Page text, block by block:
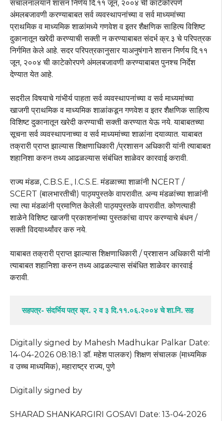
संचालनालयाने शासन निर्णय दि.११ जून, २००४ ची काटेकोरपणे
अंमलबजावणी करण्याबाबत सर्व व्यवस्थापनांच्या व सर्व माध्यमांच्या
प्राथमिक व माध्यमिक शाळांमध्ये गणवेश व इतर शैक्षणिक साहित्य विशिष्ट
दुकानातून खरेदी करण्याची सक्ती न करण्याबाबत संदर्भ क्र.३ चे परिपत्रक
निर्गमित केले आहे. सदर परिपत्रकानुसार याअनुषंगाने शासन निर्णय दि.११
जून, २००४ ची काटेकोरपणे अंमलबजावणी करण्याबाबत पुनश्च निर्देश
देण्यात येत आहे.
सदरील विषयाचे गांभीर्य पाहता सर्व व्यवस्थापनांच्या व सर्व माध्यमांच्या
खाजगी प्राथमिक व माध्यमिक शाळांकडून गणवेश व इतर शैक्षणिक साहित्य
विशिष्ट दुकानातून खरेदी करण्याची सक्ती करण्यात येऊ नये. याबाबतच्या
सूचना सर्व व्यवस्थापनाच्या व सर्व माध्यमांच्या शाळांना दयाव्यात. याबाबत
तक्रारी प्राप्त झाल्यास शिक्षणाधिकारी /प्रशासन अधिकारी यांनी त्याबाबत
शहानिशा करुन तथ्य आढळल्यास संबंधित शाळेवर कारवाई करावी.
राज्य मंडळ, C.B.S.E., I.C.S.E. मंडळाच्या शाळांनी NCERT /
SCERT (बालभारतीची) पाठ्यपुस्तके वापरावीत. अन्य मंडळांच्या शाळांनी
त्या त्या मंडळांनी प्रमाणित केलेली पाठ्यपुस्तके वापरावीत. कोणत्याही
शाळेने विशिष्ट खाजगी प्रकाशनांच्या पुस्तकांचा वापर करण्याचे बंधन /
सक्ती विदयार्थ्यांवर करु नये.
याबाबत तक्रारी प्राप्त झाल्यास शिक्षणाधिकारी / प्रशासन अधिकारी यांनी
त्याबाबत शहानिशा करुन तथ्य आढळल्यास संबंधित शाळेवर कारवाई
करावी.
सहपत्र- संदर्भिय पत्र क्र. २ व ३ दि.११.०६.२००४ चे शा.नि. सह
Digitally signed by Mahesh Madhukar Palkar Date:
14-04-2026 08:18:1 डॉ. महेश पालकर) शिक्षण संचालक (माध्यमिक
व उच्च माध्यमिक), महाराष्ट्र राज्य, पुणे
Digitally signed by
SHARAD SHANKARGIRI GOSAVI Date: 13-04-2026